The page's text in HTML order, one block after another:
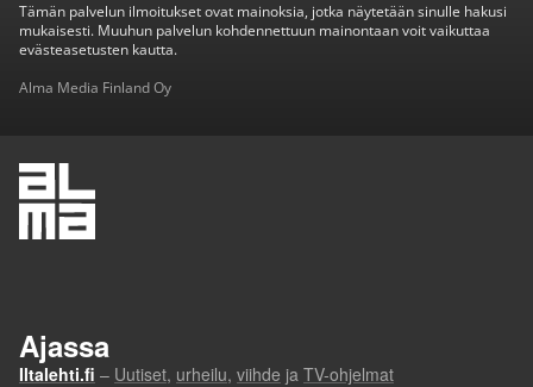
Tämän palvelun ilmoitukset ovat mainoksia, jotka näytetään sinulle hakusi
mukaisesti. Muuhun palvelun kohdennettuun mainontaan voit vaikuttaa
evästeasetusten kautta.
Alma Media Finland Oy